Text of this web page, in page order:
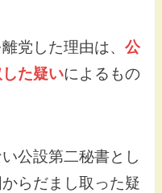
党した理由は、公
た疑いによるもの
公設第二秘書とし
らだまし取った疑